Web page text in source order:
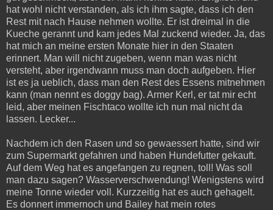
hat wohl nicht verstanden, als ich ihm sagte, dass ich den
Rest mit nach Hause nehmen wollte. Er ist dreimal in die
Kueche gerannt und kam jedes Mal zuckend wieder. Ja, das
hat mich an meine ersten Monate hier in den Staaten
erinnert. Man will nicht zugeben, wenn man was nicht
versteht, aber irgendwann muss man doch aufgeben. Hier
ist es ja ueblich, dass man den Rest des Essens mitnehmen
kann (man nennt es doggy bag). Armer Kerl, er tat mir echt
leid, aber meinen Fischtaco wollte ich nun mal nicht da
lassen. Lecker...
Nachdem ich den Rasen und so gewaessert hatte, sind wir
zum Supermarkt gefahren und haben Hundefutter gekauft.
Auf dem Weg hat es angefangen zu regnen, toll! Was soll
man dazu sagen? Wasserverschwendung! Wenigstens wird
meine Tonne wieder voll. Kurzzeitig hat es auch gehagelt.
Es donnert immernoch und Bailey hat mein rotes